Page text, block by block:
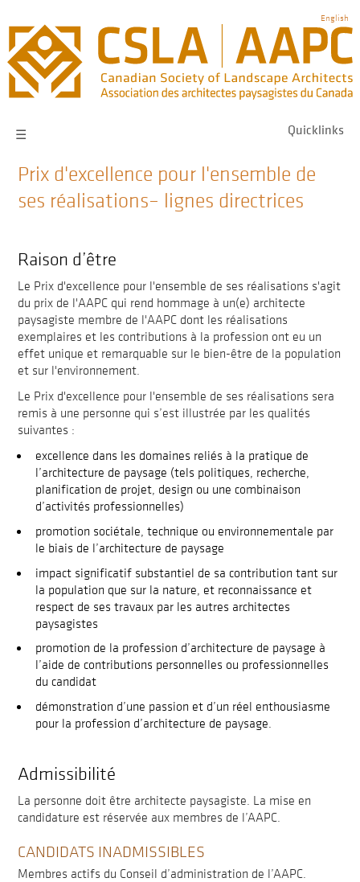
main
navigation
English
Quicklinks
☰
Prix d'excellence pour l'ensemble de
ses réalisations– lignes directrices
Raison d’être
Le Prix d'excellence pour l'ensemble de ses réalisations s'agit
du prix de l'AAPC qui rend hommage à un(e) architecte
paysagiste membre de l'AAPC dont les réalisations
exemplaires et les contributions à la profession ont eu un
effet unique et remarquable sur le bien-être de la population
et sur l'environnement.
Le Prix d'excellence pour l'ensemble de ses réalisations sera
remis à une personne qui s’est illustrée par les qualités
suivantes :
excellence dans les domaines reliés à la pratique de
l’architecture de paysage (tels politiques, recherche,
planification de projet, design ou une combinaison
d’activités professionnelles)
promotion sociétale, technique ou environnementale par
le biais de l’architecture de paysage
impact significatif substantiel de sa contribution tant sur
la population que sur la nature, et reconnaissance et
respect de ses travaux par les autres architectes
paysagistes
promotion de la profession d’architecture de paysage à
l’aide de contributions personnelles ou professionnelles
du candidat
démonstration d’une passion et d’un réel enthousiasme
pour la profession d’architecture de paysage.
Admissibilité
La personne doit être architecte paysagiste. La mise en
candidature est réservée aux membres de l’AAPC.
CANDIDATS INADMISSIBLES
Membres actifs du Conseil d’administration de l’AAPC.